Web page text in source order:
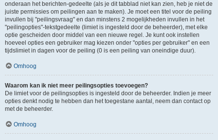
onderaan het berichten-gedeelte (als je dit tabblad niet kan zien, heb je niet de
juiste permissies om peilingen aan te maken). Je moet een titel voor de peiling
invullen bij "peilingsvraag" en dan minstens 2 mogelijkheden invullen in het
"peilingopties"-tekstgedeelte (limiet is ingesteld door de beheerder), met elke
optie gescheiden door middel van een nieuwe regel. Je kunt ook instellen
hoeveel opties een gebruiker mag kiezen onder "opties per gebruiker" en een
tijdslimiet in dagen voor de peiling (0 is een peiling van oneindige duur).
Omhoog
Waarom kan ik niet meer peilingsopties toevoegen?
De limiet voor de peilingsopties is ingesteld door de beheerder. Indien je meer
opties denkt nodig te hebben dan het toegestane aantal, neem dan contact op
met de beheerder.
Omhoog